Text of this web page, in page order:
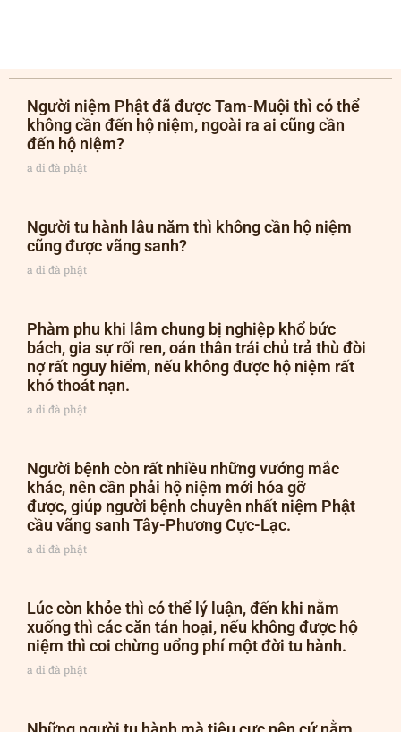
Người niệm Phật đã được Tam-Muội thì có thể
không cần đến hộ niệm, ngoài ra ai cũng cần
đến hộ niệm?
a di đà phật
Người tu hành lâu năm thì không cần hộ niệm
cũng được vãng sanh?
a di đà phật
Phàm phu khi lâm chung bị nghiệp khổ bức
bách, gia sự rối ren, oán thân trái chủ trả thù đòi
nợ rất nguy hiểm, nếu không được hộ niệm rất
khó thoát nạn.
a di đà phật
Người bệnh còn rất nhiều những vướng mắc
khác, nên cần phải hộ niệm mới hóa gỡ
được, giúp người bệnh chuyên nhất niệm Phật
cầu vãng sanh Tây-Phương Cực-Lạc.
a di đà phật
Lúc còn khỏe thì có thể lý luận, đến khi nằm
xuống thì các căn tán hoại, nếu không được hộ
niệm thì coi chừng uổng phí một đời tu hành.
a di đà phật